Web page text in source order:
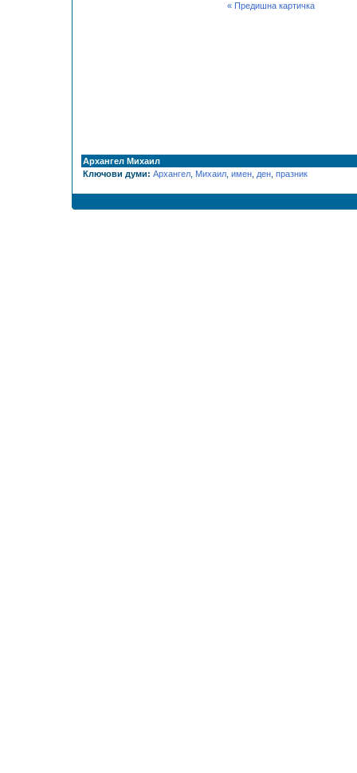
« Предишна картичка
Архангел Михаил
Ключови думи: Архангел Михаил имен ден празник